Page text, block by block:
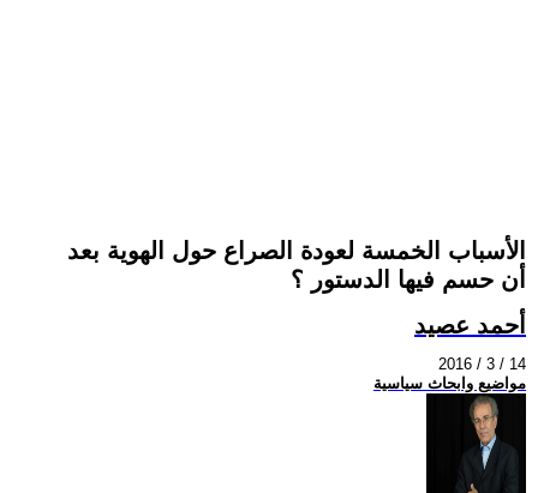
الأسباب الخمسة لعودة الصراع حول الهوية بعد
أن حسم فيها الدستور ؟
أحمد عصيد
2016 / 3 / 14
مواضيع وابحاث سياسية